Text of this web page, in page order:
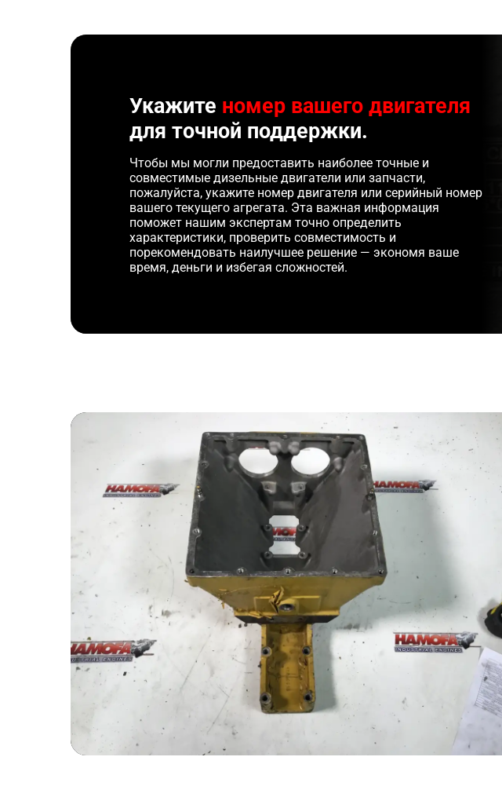
Укажите номер вашего двигателя
для точной поддержки.
Чтобы мы могли предоставить наиболее точные и
совместимые дизельные двигатели или запчасти,
пожалуйста, укажите номер двигателя или серийный номер
вашего текущего агрегата. Эта важная информация
поможет нашим экспертам точно определить
характеристики, проверить совместимость и
порекомендовать наилучшее решение — экономя ваше
время, деньги и избегая сложностей.